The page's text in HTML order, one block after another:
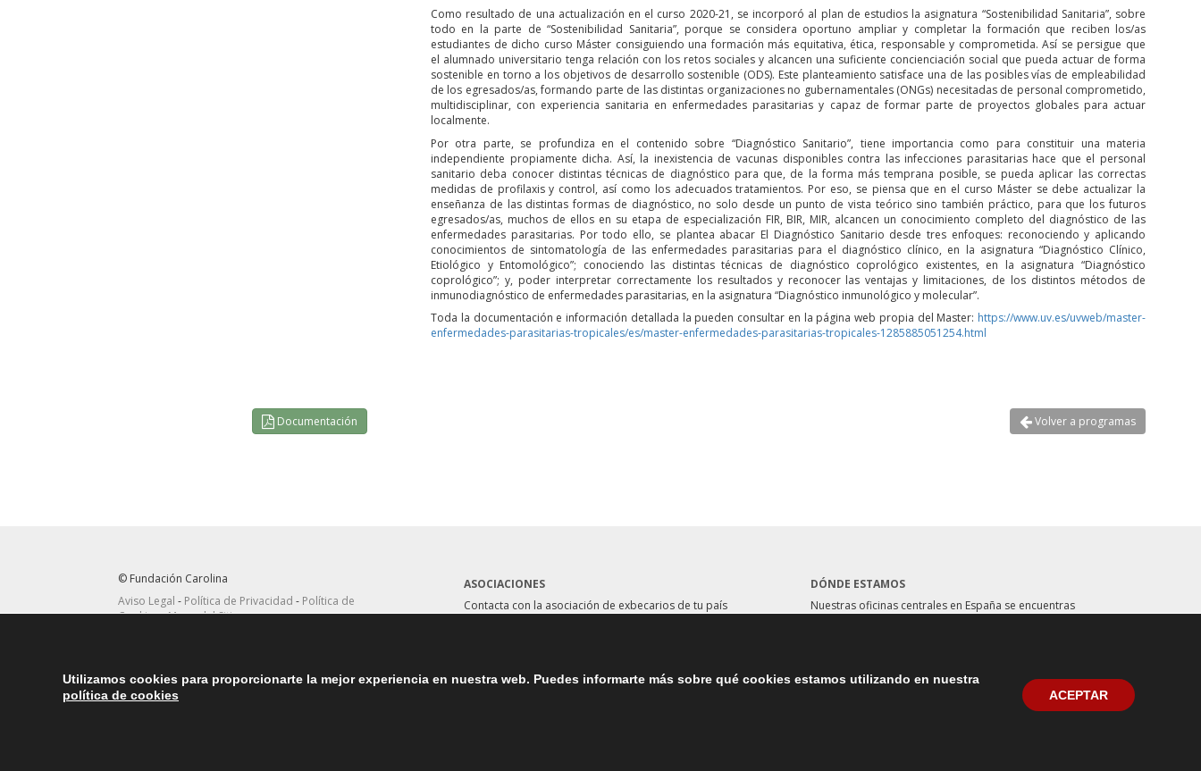
Como resultado de una actualización en el curso 2020-21, se incorporó al plan de estudios la asignatura “Sostenibilidad Sanitaria”, sobre
todo en la parte de “Sostenibilidad Sanitaria”, porque se considera oportuno ampliar y completar la formación que reciben los/as
estudiantes de dicho curso Máster consiguiendo una formación más equitativa, ética, responsable y comprometida. Así se persigue que
el alumnado universitario tenga relación con los retos sociales y alcancen una suficiente concienciación social que pueda actuar de forma
sostenible en torno a los objetivos de desarrollo sostenible (ODS). Este planteamiento satisface una de las posibles vías de empleabilidad
de los egresados/as, formando parte de las distintas organizaciones no gubernamentales (ONGs) necesitadas de personal comprometido,
multidisciplinar, con experiencia sanitaria en enfermedades parasitarias y capaz de formar parte de proyectos globales para actuar
localmente.
Por otra parte, se profundiza en el contenido sobre “Diagnóstico Sanitario”, tiene importancia como para constituir una materia
independiente propiamente dicha. Así, la inexistencia de vacunas disponibles contra las infecciones parasitarias hace que el personal
sanitario deba conocer distintas técnicas de diagnóstico para que, de la forma más temprana posible, se pueda aplicar las correctas
medidas de profilaxis y control, así como los adecuados tratamientos. Por eso, se piensa que en el curso Máster se debe actualizar la
enseñanza de las distintas formas de diagnóstico, no solo desde un punto de vista teórico sino también práctico, para que los futuros
egresados/as, muchos de ellos en su etapa de especialización FIR, BIR, MIR, alcancen un conocimiento completo del diagnóstico de las
enfermedades parasitarias. Por todo ello, se plantea abacar El Diagnóstico Sanitario desde tres enfoques: reconociendo y aplicando
conocimientos de sintomatología de las enfermedades parasitarias para el diagnóstico clínico, en la asignatura “Diagnóstico Clínico,
Etiológico y Entomológico”; conociendo las distintas técnicas de diagnóstico coprológico existentes, en la asignatura “Diagnóstico
coprológico”; y, poder interpretar correctamente los resultados y reconocer las ventajas y limitaciones, de los distintos métodos de
inmunodiagnóstico de enfermedades parasitarias, en la asignatura “Diagnóstico inmunológico y molecular”.
Toda la documentación e información detallada la pueden consultar en la página web propia del Master: https://www.uv.es/uvweb/master-
enfermedades-parasitarias-tropicales/es/master-enfermedades-parasitarias-tropicales-1285885051254.html
Documentación Volver a programas
© Fundación Carolina
Aviso Legal - Política de Privacidad - Política de
Cookies-Mapa del Sitio
ASOCIACIONES
Contacta con la asociación de exbecarios de tu país
DÓNDE ESTAMOS
Nuestras oficinas centrales en España se encuentras
Utilizamos cookies para proporcionarte la mejor experiencia en nuestra web. Puedes informarte más sobre qué cookies estamos utilizando en nuestra
política de cookies
ACEPTAR